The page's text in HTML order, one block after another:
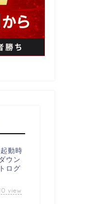
動時
ウン
ログ
view